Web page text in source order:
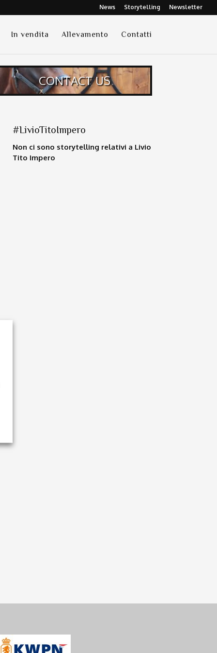
News Storytelling Newsletter
In vendita Allevamento Contatti
CONTACT US
#LivioTitoImpero
Non ci sono storytelling relativi a Livio
Tito Impero